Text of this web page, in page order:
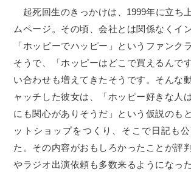
起死回生のきっかけは、1999年に立ち
ムページ。その頃、会社とは関係なくイ
「ホッピーでハッピー」というファンク
そうで、「ホッピーはどこで買えるんで
い合わせも増えてきたそうです。そんな
ャッチした彼女は、「ホッピー好きな人
にも関心がありそうだ」という仮説のも
ットショップをつくり、そこで日記も
た。その内容がおもしろかったことが評
やラジオ出演依頼も多数来るようになっ